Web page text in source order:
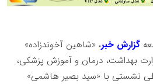
گزارش خبر، «شاهین آخوندزاده»
بهداشت، درمان و آموزش پزشکی،
طی نشستی با «سید بصیر هاشمی»